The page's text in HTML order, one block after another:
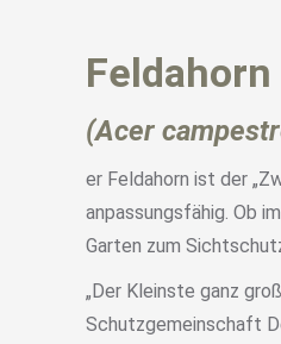
Feldahorn
(Acer
er Feldahorn ist der
anpassungsfähig. Ob
Garten zum
„Der Kleinste ganz
Schutzgemeinschaft